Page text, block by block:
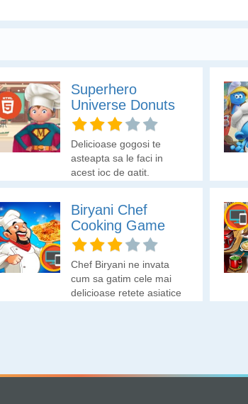
Superhero
Universe Donuts
Delicioase gogosi te
asteapta sa le faci in
acest joc de gatit.
Biryani Chef
Cooking Game
Chef Biryani ne invata
cum sa gatim cele mai
delicioase retete asiatice